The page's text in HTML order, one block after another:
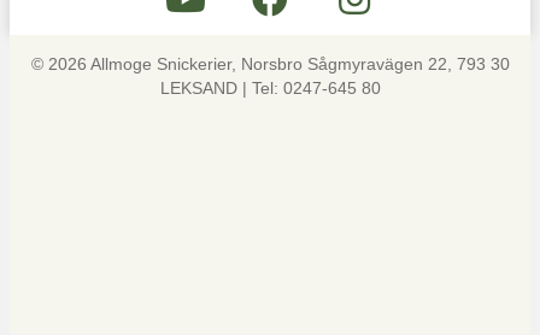
© 2026 Allmoge Snickerier, Norsbro Sågmyravägen 22, 793 30
LEKSAND | Tel: 0247-645 80